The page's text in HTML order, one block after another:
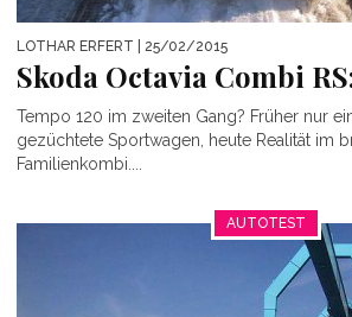
LOTHAR ERFERT | 25/02/2015
Skoda Octavia Combi
Tempo 120 im zweiten Gang? Früher nur
gezüchtete Sportwagen, heute Realität im
Familienkombi....
AUTOTEST